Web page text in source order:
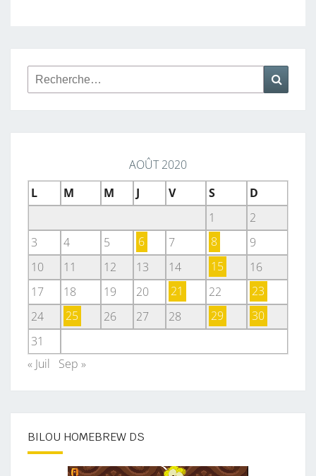
Rechercher :
AOÛT 2020
L
M M J V S
D
1
2
3
4 5 6 7 8
9
10
11 12 13 14 15
16
17
18 19 20 21 22
23
24
25 26 27 28 29
30
31
« Juil
Sep »
BILOU HOMEBREW DS